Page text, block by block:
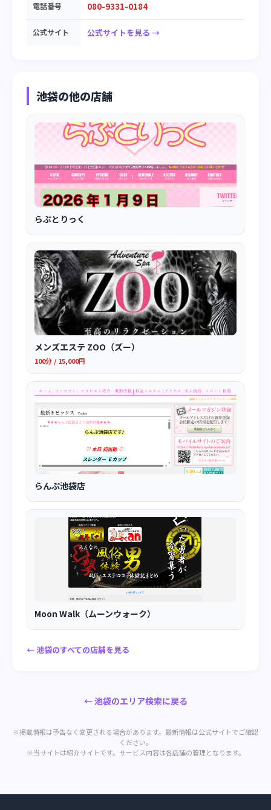
電話番号 080-9331-0184
公式サイト 公式サイトを見る →
池袋の他の店舗
らぶとりっく
メンズエステ ZOO（ズー）
100分 / 15,000円
らんぷ池袋店
Moon Walk（ムーンウォーク）
← 池袋のすべての店舗を見る
← 池袋のエリア検索に戻る
※掲載情報は予告なく変更される場合があります。最新情報は公式サイトでご確認
ください。
※当サイトは紹介サイトです。サービス内容は各店舗の管理となります。